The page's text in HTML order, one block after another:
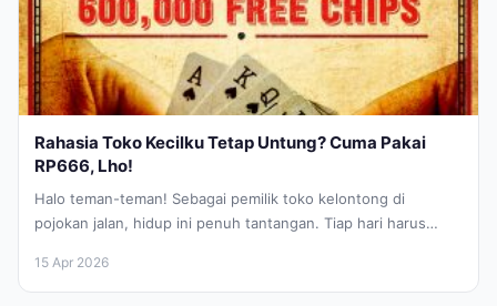
Rahasia Toko Kecilku Tetap Untung? Cuma Pakai
RP666, Lho!
Halo teman-teman! Sebagai pemilik toko kelontong di
pojokan jalan, hidup ini penuh tantangan. Tiap hari harus
15 Apr 2026